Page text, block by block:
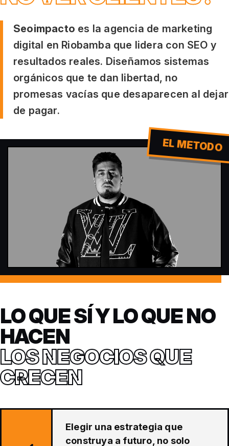
Seoimpacto es la agencia de marketing
digital en Riobamba que lidera con SEO y
resultados reales. Diseñamos sistemas
orgánicos que te dan libertad, no
promesas vacías que desaparecen al dejar
de pagar.
EL METODO
LO QUE SÍ Y LO QUE NO
HACEN
LOS NEGOCIOS QUE
CRECEN
Elegir una estrategia que
construya a futuro, no solo